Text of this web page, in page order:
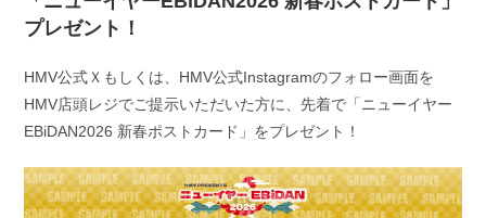
プレゼント！
HMV公式Ｘもしくは、HMV公式Instagramのフォロー画面を
HMV店頭レジでご提示いただいた方に、先着で「ニューイヤー
EBiDAN2026 新春ポストカード」をプレゼント！